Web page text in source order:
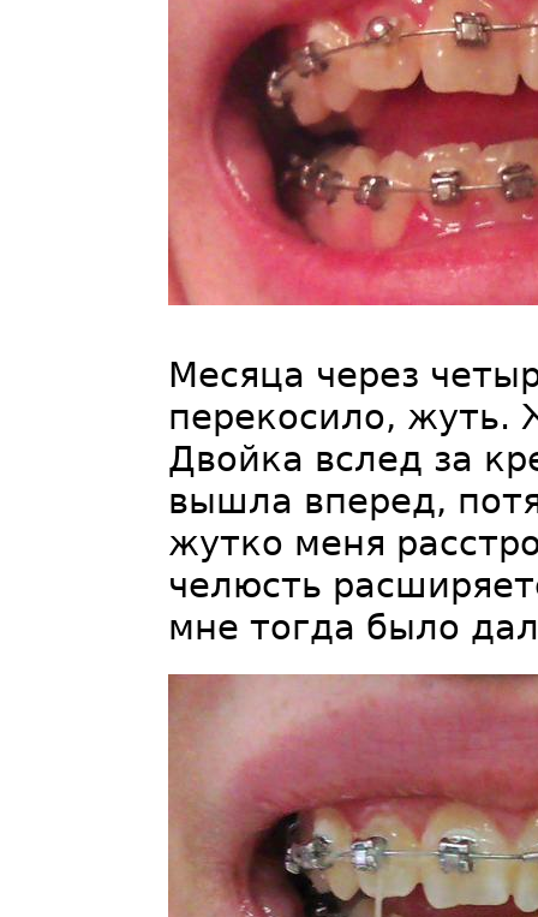
Месяца через
перекосило, жуть.
Двойка вслед за
вышла вперед,
жутко меня
челюсть
мне тогда было